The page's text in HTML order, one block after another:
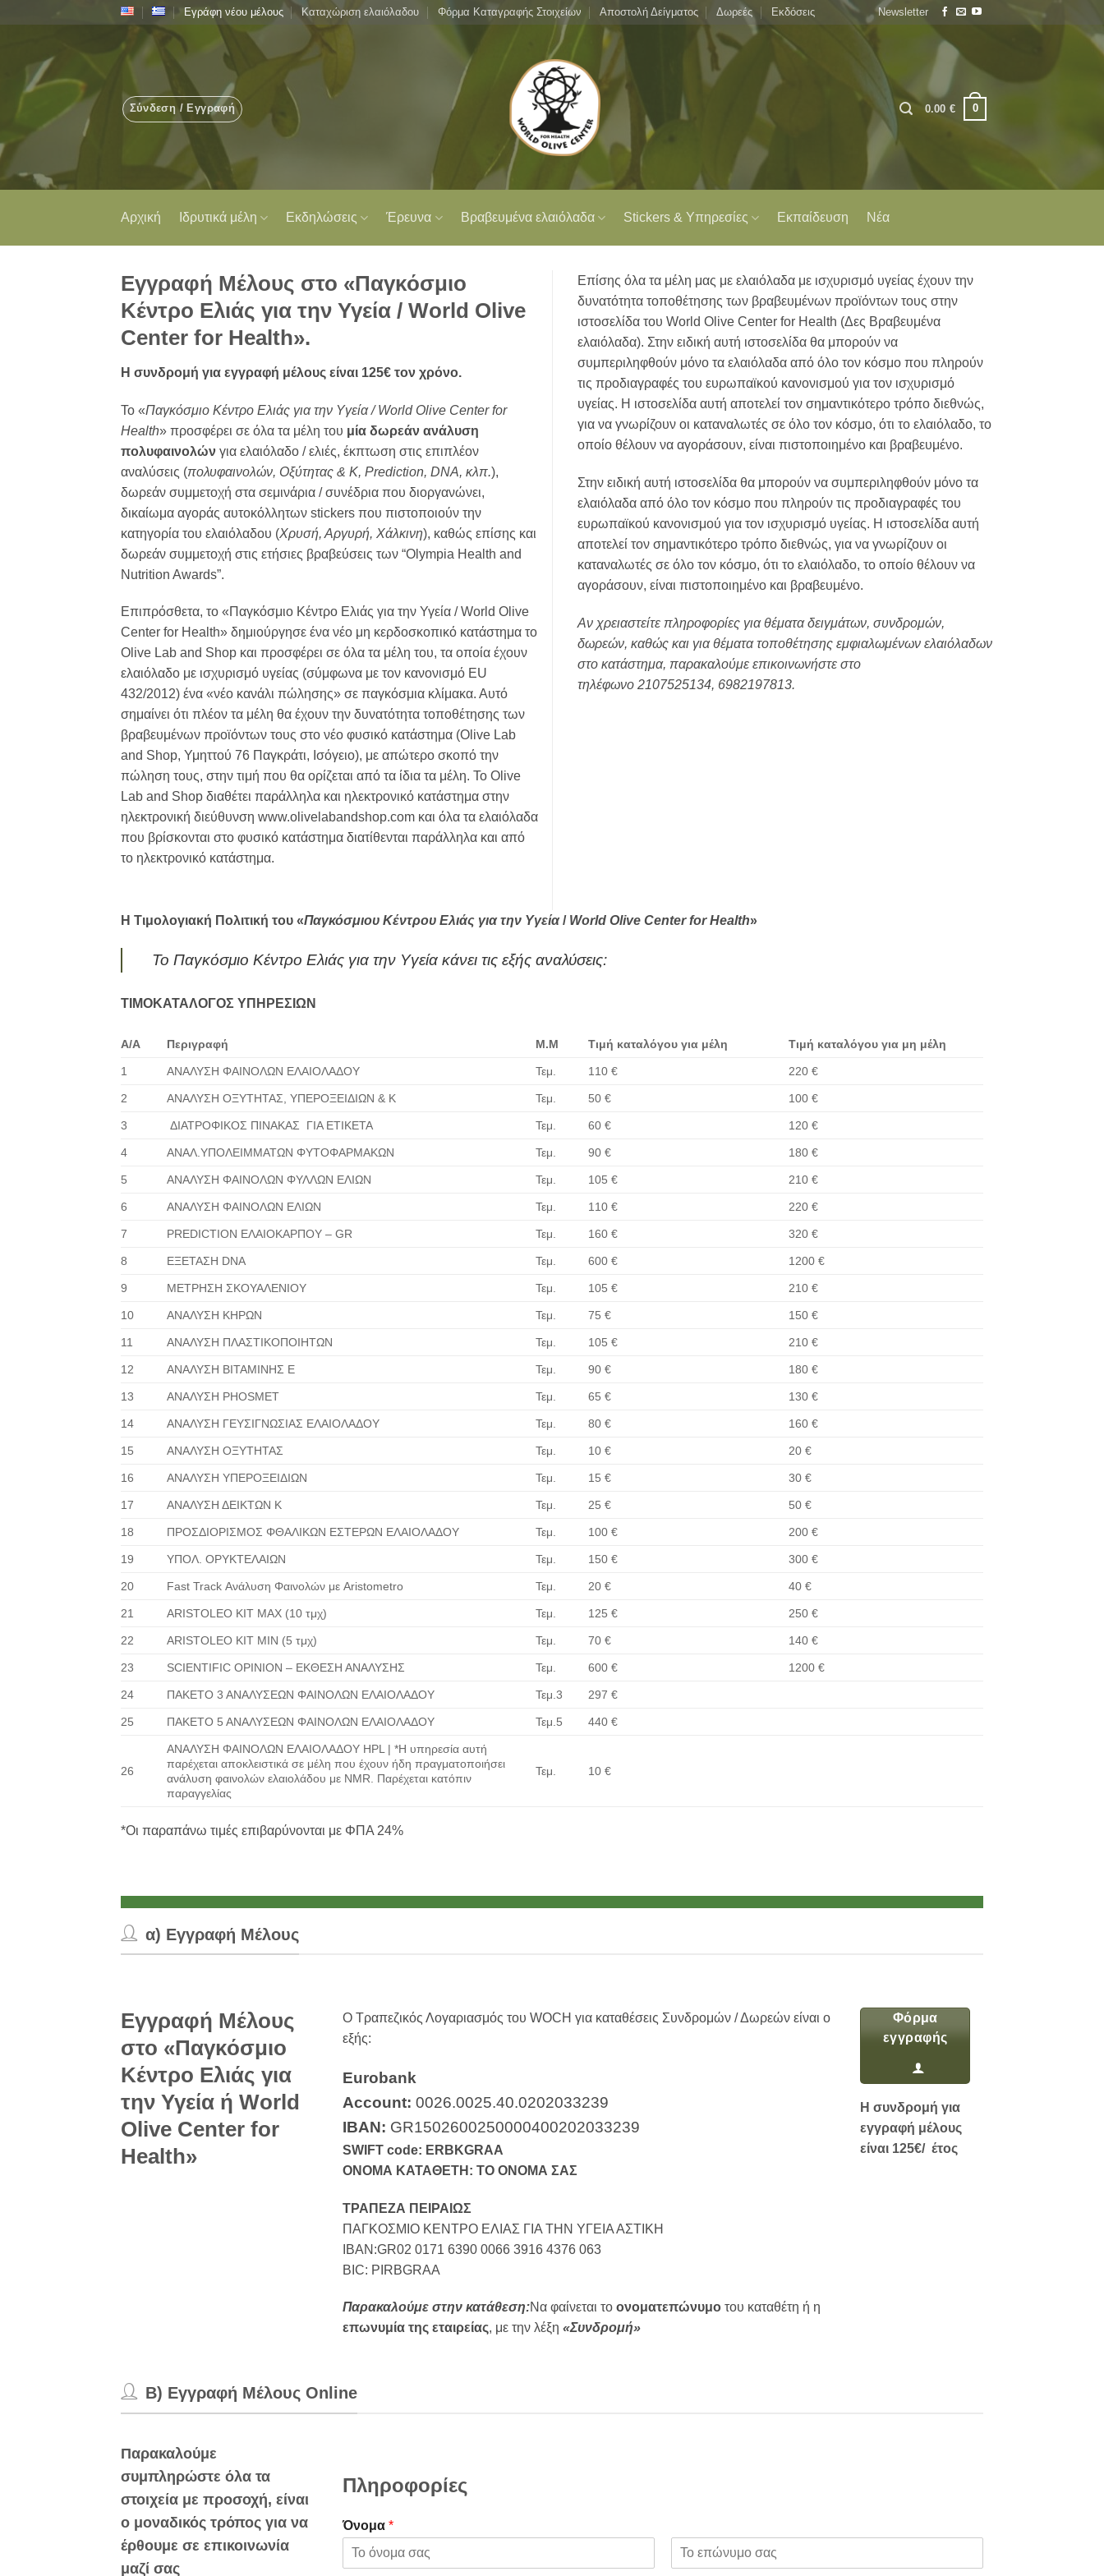
Εγράφη νέου μέλους Καταχώριση ελαιόλαδου Φόρμα Καταγραφής Στοιχείων Αποστολή Δείγματος Δωρεές Εκδόσεις Newsletter
Σύνδεση / Εγγραφή 0.00 € 0
Αρχική Ιδρυτικά μέλη Εκδηλώσεις Έρευνα Βραβευμένα ελαιόλαδα Stickers & Υπηρεσίες Εκπαίδευση Νέα
Εγγραφή Μέλους στο «Παγκόσμιο
Κέντρο Ελιάς για την Υγεία / World Olive
Center for Health».
Η συνδρομή για εγγραφή μέλους είναι 125€ τον χρόνο.
Το «Παγκόσμιο Κέντρο Ελιάς για την Υγεία / World Olive Centerfor
Health» προσφέρει σε όλα τα μέλη του μία δωρεάν ανάλυση
πολυφαινολών για ελαιόλαδο / ελιές, έκπτωση στις επιπλέον
αναλύσεις (πολυφαινολών, Οξύτητας & Κ, Prediction, DNA, κλπ.),
δωρεάν συμμετοχή στα σεμινάρια / συνέδρια που διοργανώνει,
δικαίωμα αγοράς αυτοκόλλητων stickers που πιστοποιούν την
κατηγορία του ελαιόλαδου (Χρυσή, Αργυρή, Χάλκινη), καθώς επίσης και
δωρεάν συμμετοχή στις ετήσιες βραβεύσεις των “Olympia Health and
Nutrition Awards”.
Επιπρόσθετα, το «Παγκόσμιο Κέντρο Ελιάς για την Υγεία / World Olive
Center for Health» δημιούργησε ένα νέο μη κερδοσκοπικό κατάστημα το
Olive Lab and Shop και προσφέρει σε όλα τα μέλη του, τα οποία έχουν
ελαιόλαδο με ισχυρισμό υγείας (σύμφωνα με τον κανονισμό EU
432/2012) ένα «νέο κανάλι πώλησης» σε παγκόσμια κλίμακα. Αυτό
σημαίνει ότι πλέον τα μέλη θα έχουν την δυνατότητα τοποθέτησης των
βραβευμένων προϊόντων τους στο νέο φυσικό κατάστημα (Olive Lab
and Shop, Υμηττού 76 Παγκράτι, Ισόγειο), με απώτερο σκοπό την
πώληση τους, στην τιμή που θα ορίζεται από τα ίδια τα μέλη. Το Olive
Lab and Shop διαθέτει παράλληλα και ηλεκτρονικό κατάστημα στην
ηλεκτρονική διεύθυνση www.olivelabandshop.com και όλα τα ελαιόλαδα
που βρίσκονται στο φυσικό κατάστημα διατίθενται παράλληλα και από
το ηλεκτρονικό κατάστημα.
Επίσης όλα τα μέλη μας με ελαιόλαδα με ισχυρισμό υγείας έχουν την
δυνατότητα τοποθέτησης των βραβευμένων προϊόντων τους στην
ιστοσελίδα του World Olive Center for Health (Δες Βραβευμένα
ελαιόλαδα). Στην ειδική αυτή ιστοσελίδα θα μπορούν να
συμπεριληφθούν μόνο τα ελαιόλαδα από όλο τον κόσμο που πληρούν
τις προδιαγραφές του ευρωπαϊκού κανονισμού για τον ισχυρισμό
υγείας. Η ιστοσελίδα αυτή αποτελεί τον σημαντικότερο τρόπο διεθνώς,
για να γνωρίζουν οι καταναλωτές σε όλο τον κόσμο, ότι το ελαιόλαδο, το
οποίο θέλουν να αγοράσουν, είναι πιστοποιημένο και βραβευμένο.
Στην ειδική αυτή ιστοσελίδα θα μπορούν να συμπεριληφθούν μόνο τα
ελαιόλαδα από όλο τον κόσμο που πληρούν τις προδιαγραφές του
ευρωπαϊκού κανονισμού για τον ισχυρισμό υγείας. Η ιστοσελίδα αυτή
αποτελεί τον σημαντικότερο τρόπο διεθνώς, για να γνωρίζουν οι
καταναλωτές σε όλο τον κόσμο, ότι το ελαιόλαδο, το οποίο θέλουν να
αγοράσουν, είναι πιστοποιημένο και βραβευμένο.
Αν χρειαστείτε πληροφορίες για θέματα δειγμάτων, συνδρομών,
δωρεών, καθώς και για θέματα τοποθέτησης εμφιαλωμένων ελαιόλαδων
στο κατάστημα, παρακαλούμε επικοινωνήστε στο
τηλέφωνο 2107525134, 6982197813.
Η Τιμολογιακή Πολιτική του «Παγκόσμιου Κέντρου Ελιάς για την Υγεία/ World Olive Centerfor Health»
Το Παγκόσμιο Κέντρο Ελιάς για την Υγεία κάνει τις εξής αναλύσεις:
ΤΙΜΟΚΑΤΑΛΟΓΟΣ ΥΠΗΡΕΣΙΩΝ
Α/Α Περιγραφή Μ.Μ Τιμή καταλόγου για μέλη Τιμή καταλόγου για μη μέλη
1 ΑΝΑΛΥΣΗ ΦΑΙΝΟΛΩΝ ΕΛΑΙΟΛΑΔΟΥ Τεμ. 110 € 220 €
2 ΑΝΑΛΥΣΗ ΟΞΥΤΗΤΑΣ, ΥΠΕΡΟΞΕΙΔΙΩΝ & Κ Τεμ. 50 € 100 €
3 ΔΙΑΤΡΟΦΙΚΟΣ ΠΙΝΑΚΑΣ ΓΙΑ ΕΤΙΚΕΤΑ Τεμ. 60 € 120 €
4 ΑΝΑΛ.ΥΠΟΛΕΙΜΜΑΤΩΝ ΦΥΤΟΦΑΡΜΑΚΩΝ Τεμ. 90 € 180 €
5 ΑΝΑΛΥΣΗ ΦΑΙΝΟΛΩΝ ΦΥΛΛΩΝ ΕΛΙΩΝ Τεμ. 105 € 210 €
6 ΑΝΑΛΥΣΗ ΦΑΙΝΟΛΩΝ ΕΛΙΩΝ Τεμ. 110 € 220 €
7 PREDICTION ΕΛΑΙΟΚΑΡΠΟΥ – GR Τεμ. 160 € 320 €
8 ΕΞΕΤΑΣΗ DNA Τεμ. 600 € 1200 €
9 ΜΕΤΡΗΣΗ ΣΚΟΥΑΛΕΝΙΟΥ Τεμ. 105 € 210 €
10 ΑΝΑΛΥΣΗ ΚΗΡΩΝ Τεμ. 75 € 150 €
11 ΑΝΑΛΥΣΗ ΠΛΑΣΤΙΚΟΠΟΙΗΤΩΝ Τεμ. 105 € 210 €
12 ΑΝΑΛΥΣΗ ΒΙΤΑΜΙΝΗΣ Ε Τεμ. 90 € 180 €
13 ΑΝΑΛΥΣΗ PHOSMET Τεμ. 65 € 130 €
14 ΑΝΑΛΥΣΗ ΓΕΥΣΙΓΝΩΣΙΑΣ ΕΛΑΙΟΛΑΔΟΥ Τεμ. 80 € 160 €
15 ΑΝΑΛΥΣΗ ΟΞΥΤΗΤΑΣ Τεμ. 10 € 20 €
16 ΑΝΑΛΥΣΗ ΥΠΕΡΟΞΕΙΔΙΩΝ Τεμ. 15 € 30 €
17 ΑΝΑΛΥΣΗ ΔΕΙΚΤΩΝ Κ Τεμ. 25 € 50 €
18 ΠΡΟΣΔΙΟΡΙΣΜΟΣ ΦΘΑΛΙΚΩΝ ΕΣΤΕΡΩΝ ΕΛΑΙΟΛΑΔΟΥ Τεμ. 100 € 200 €
19 ΥΠΟΛ. ΟΡΥΚΤΕΛΑΙΩΝ Τεμ. 150 € 300 €
20 Fast Track Ανάλυση Φαινολών με Aristometro Τεμ. 20 € 40 €
21 ARISTOLEO KIT MAX (10 τμχ) Τεμ. 125 € 250 €
22 ARISTOLEO KIT MIN (5 τμχ) Τεμ. 70 € 140 €
23 SCIENTIFIC OPINION – ΕΚΘΕΣΗ ΑΝΑΛΥΣΗΣ Τεμ. 600 € 1200 €
24 ΠΑΚΕΤΟ 3 ΑΝΑΛΥΣΕΩΝ ΦΑΙΝΟΛΩΝ ΕΛΑΙΟΛΑΔΟΥ Τεμ.3 297 €
25 ΠΑΚΕΤΟ 5 ΑΝΑΛΥΣΕΩΝ ΦΑΙΝΟΛΩΝ ΕΛΑΙΟΛΑΔΟΥ Τεμ.5 440 €
26
ΑΝΑΛΥΣΗ ΦΑΙΝΟΛΩΝ ΕΛΑΙΟΛΑΔΟΥ HPL | *Η υπηρεσία αυτή
παρέχεται αποκλειστικά σε μέλη που έχουν ήδη πραγματοποιήσει
ανάλυση φαινολών ελαιολάδου με NMR. Παρέχεται κατόπιν
παραγγελίας
Τεμ. 10 €
*Οι παραπάνω τιμές επιβαρύνονται με ΦΠΑ 24%
α) Εγγραφή Μέλους
Εγγραφή Μέλους
στο «Παγκόσμιο
Κέντρο Ελιάς για
την Υγεία ή World
Olive Center for
Health»
Ο Τραπεζικός Λογαριασμός του WOCH για καταθέσεις Συνδρομών / Δωρεών είναι ο
εξής:
Eurobank
Account: 0026.0025.40.0202033239
IBAN: GR1502600250000400202033239
SWIFT code: ERBKGRAA
ΟΝΟΜΑ ΚΑΤΑΘΕΤΗ: ΤΟ ΟΝΟΜΑ ΣΑΣ
ΤΡΑΠΕΖΑ ΠΕΙΡΑΙΩΣ
ΠΑΓΚΟΣΜΙΟ ΚΕΝΤΡΟ ΕΛΙΑΣ ΓΙΑ ΤΗΝ ΥΓΕΙΑ ΑΣΤΙΚΗ
IBAN:GR02 0171 6390 0066 3916 4376 063
BIC: PIRBGRAA
Παρακαλούμε στην κατάθεση:Να φαίνεται το ονοματεπώνυμο του καταθέτη ή η
επωνυμία της εταιρείας, με την λέξη «Συνδρομή»
Φόρμα
εγγραφής
Η συνδρομή για
εγγραφή μέλους
είναι 125€/ έτος
B) Εγγραφή Μέλους Online
Παρακαλούμε
συμπληρώστε όλα τα
στοιχεία με προσοχή, είναι
ο μοναδικός τρόπος για να
έρθουμε σε επικοινωνία
μαζί σας
Πληροφορίες
Όνομα *